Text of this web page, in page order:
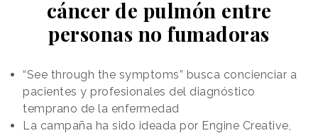
cáncer de pulmón entre
personas no fumadoras
“See through the symptoms” busca concienciar a
pacientes y profesionales del diagnóstico
temprano de la enfermedad
La campaña ha sido ideada por Engine Creative,